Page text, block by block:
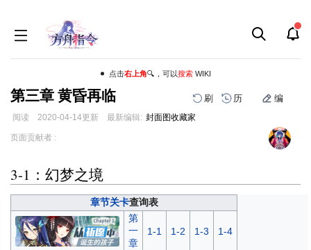
点击右上角🔍，可以搜索WIKI
第三章 黄昏再临 刷 历 编
阅读 2020-04-14更新 最新编辑: 封面图收藏家
跳
航
跳
索
页面贡献者 :
3-1：幻梦之境
章节关卡查询表
第
一
章
1-1 1-2 1-3 1-4